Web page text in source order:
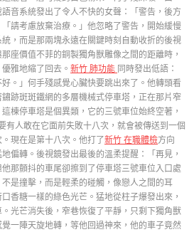
音系統發出了令人不快的女聲：「警告，後方
請考慮放棄治療。」他忽略了警告，開始緩慢
，而是那兩塊永遠在關鍵時刻自動收折的後視
座價值不菲的銅製獨角獸雕像之間的距離時，
雅地縮了回去。 新竹 肺功能 同時發出低語：
好。」何手殘感覺心臟快要跳出來了。他轉頭看
跡斑斑鐵網的多層機械式停車塔，正在那片窄
棟停車塔是個異類，它的三號車位始終空著，
有人敢在它面前失敗十八次，就會被傳送到一個
現在是第十八次。他打了新竹 在職體檢方向
偏轉。後視鏡發出最後的溫柔提醒：「再見，
那顫抖的車尾卻擦到了停車塔三號車位入口處
是撞擊，而是輕柔的碰觸，像戀人之間的耳
香糖一樣的綠色光芒。猛地從柱子爆發出來，
光芒消失後，窄巷恢復了平靜，只剩下獨角獸
一陣天旋地轉，等他回過神來，他的車子竟然